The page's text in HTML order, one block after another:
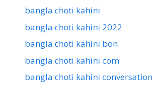
bangla choti kahini
bangla choti kahini 2022
bangla choti kahini bon
bangla choti kahini com
bangla choti kahini conversation